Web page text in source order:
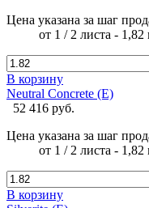
Цена указана за шаг
от 1 / 2 листа -
В корзину
Neutral Concrete (E)
52 416 руб.
Цена указана за шаг
от 1 / 2 листа -
В корзину